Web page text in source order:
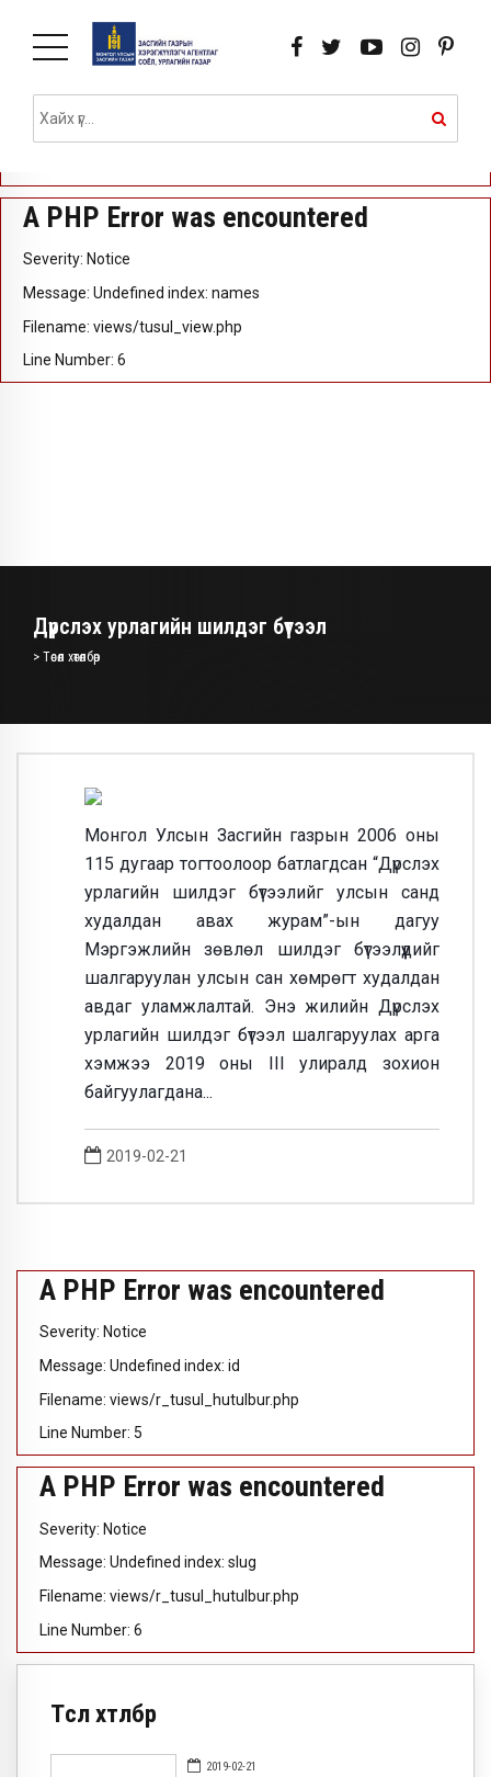
A PHP Error was encountered
Severity: Notice
Message: Undefined index: id
Filename: views/tusul_view.php
A PHP Error was encountered
Severity: Notice
Message: Undefined index: names
Filename: views/tusul_view.php
Line Number: 6
Дүрслэх урлагийн шилдэг бүтээл
> Төсөл хөтөлбөр
Монгол Улсын Засгийн газрын 2006 оны
115 дугаар тогтоолоор батлагдсан “Дүрслэх
урлагийн шилдэг бүтээлийг улсын санд
худалдан авах журам”-ын дагуу
Мэргэжлийн зөвлөл шилдэг бүтээлүүдийг
шалгаруулан улсын сан хөмрөгт худалдан
авдаг уламжлалтай. Энэ жилийн Дүрслэх
урлагийн шилдэг бүтээл шалгаруулах арга
хэмжээ 2019 оны III улиралд зохион
байгуулагдана...
2019-02-21
A PHP Error was encountered
Severity: Notice
Message: Undefined index: id
Filename: views/r_tusul_hutulbur.php
Line Number: 5
A PHP Error was encountered
Severity: Notice
Message: Undefined index: slug
Filename: views/r_tusul_hutulbur.php
Line Number: 6
Төсөл хөтөлбөр
2019-02-21